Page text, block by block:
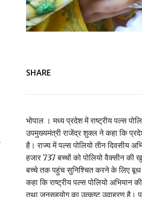
SHARE
भोपाल । मध्य प्रदेश में राष्ट्रीय पल्स
उपमुख्यमंत्री राजेंद्र शुक्ल ने कहा कि
है। राज्य में पल्स पोलियो तीन दिवसीय
हजार 737 बच्चों को पोलियो वैक्सीन की
बच्चे तक पहुंच सुनिश्चित करने के लिए
कहा कि राष्ट्रीय पल्स पोलियो अभियान
तथा जनसहयोग का उत्कृष्ट उदाहरण है।